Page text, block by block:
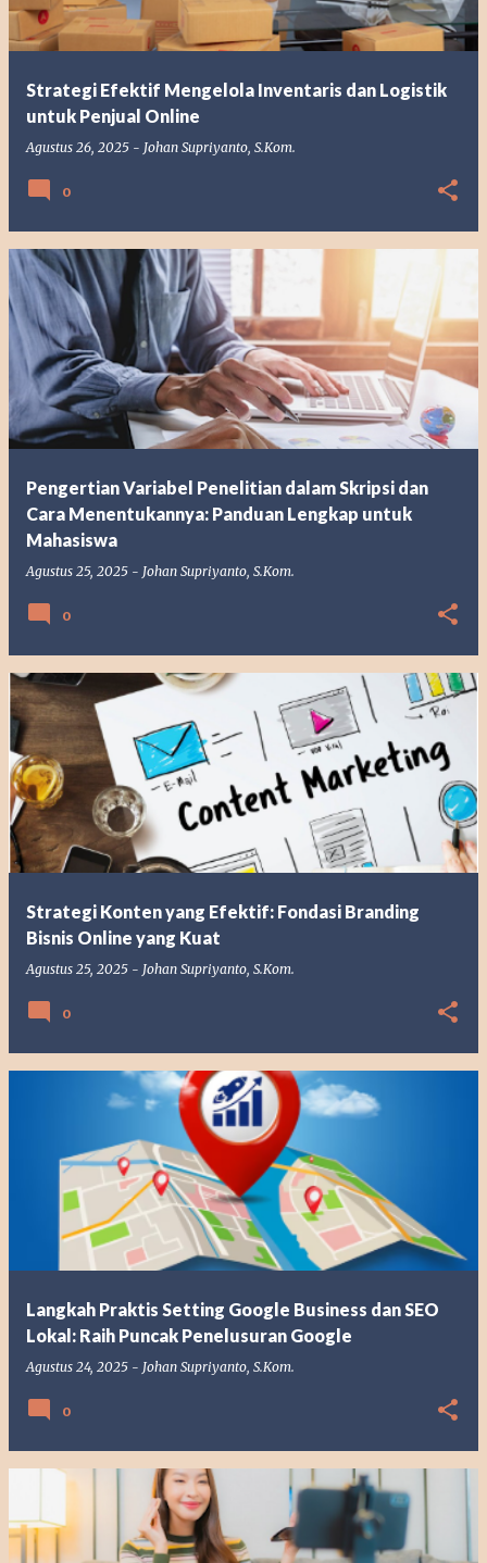
Strategi Efektif Mengelola Inventaris dan Logistik
untuk Penjual Online
Agustus 26, 2025 - Johan Supriyanto, S.Kom.
0
Pengertian Variabel Penelitian dalam Skripsi dan
Cara Menentukannya: Panduan Lengkap untuk
Mahasiswa
Agustus 25, 2025 - Johan Supriyanto, S.Kom.
0
Strategi Konten yang Efektif: Fondasi Branding
Bisnis Online yang Kuat
Agustus 25, 2025 - Johan Supriyanto, S.Kom.
0
Langkah Praktis Setting Google Business dan SEO
Lokal: Raih Puncak Penelusuran Google
Agustus 24, 2025 - Johan Supriyanto, S.Kom.
0